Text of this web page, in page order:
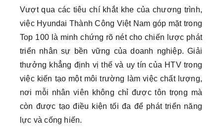
Vượt qua các tiêu chí khắt khe của chương trình,
việc Hyundai Thành Công Việt Nam góp mặt trong
Top 100 là minh chứng rõ nét cho chiến lược phát
triển nhân sự bền vững của doanh nghiệp. Giải
thưởng khẳng định vị thế và uy tín của HTV trong
việc kiến tạo một môi trường làm việc chất lượng,
nơi mỗi nhân viên không chỉ được tôn trọng mà
còn được tạo điều kiện tối đa để phát triển năng
lực và cống hiến.